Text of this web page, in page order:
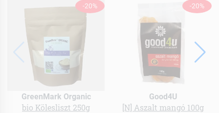
-20%
GreenMark Organic
bio Kölesliszt 250g
-20%
Good4U
[N] Aszalt mangó 100g